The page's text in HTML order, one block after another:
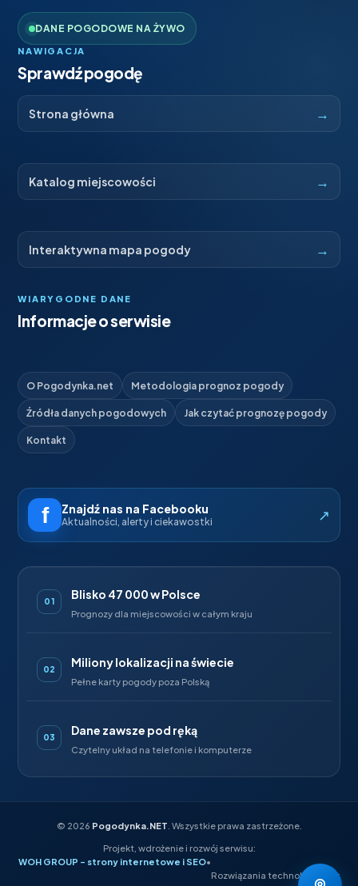
DANE POGODOWE NA ŻYWO
NAWIGACJA
Sprawdź pogodę
Strona główna →
Katalog miejscowości →
Interaktywna mapa pogody →
WIARYGODNE DANE
Informacje o serwisie
O Pogodynka.net Metodologia prognoz pogody
Źródła danych pogodowych Jak czytać prognozę pogody
Kontakt
Znajdź nas na Facebooku
Aktualności, alerty i ciekawostki ↗
01 Blisko 47 000 w Polsce
Prognozy dla miejscowości w całym kraju
02 Miliony lokalizacji na świecie
Pełne karty pogody poza Polską
03 Dane zawsze pod ręką
Czytelny układ na telefonie i komputerze
© 2026 Pogodynka.NET . Wszystkie prawa zastrzeżone.
Projekt, wdrożenie i rozwój serwisu:
WOH GROUP – strony internetowe i SEO•
Rozwiązania technologiczne: